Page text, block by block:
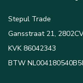
Stepul Trade
Gansstraat 21,
KVK 86042343
BTW